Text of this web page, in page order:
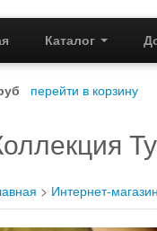
Каталог
перейти в корзину
> Интернет-